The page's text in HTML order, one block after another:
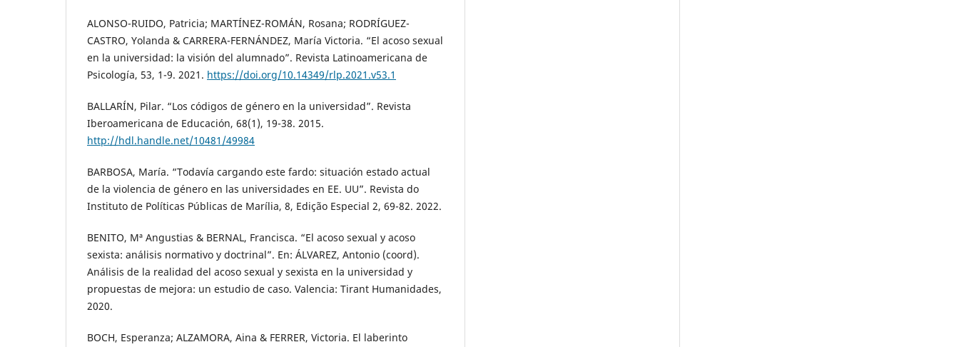
ALONSO-RUIDO, Patricia; MARTÍNEZ-ROMÁN, Rosana; RODRÍGUEZ-
CASTRO, Yolanda & CARRERA-FERNÁNDEZ, María Victoria. “El acoso sexual
en la universidad: la visión del alumnado”. Revista Latinoamericana de
Psicología, 53, 1-9. 2021. https://doi.org/10.14349/rlp.2021.v53.1
BALLARÍN, Pilar. “Los códigos de género en la universidad”. Revista
Iberoamericana de Educación, 68(1), 19-38. 2015.
http://hdl.handle.net/10481/49984
BARBOSA, María. “Todavía cargando este fardo: situación estado actual
de la violencia de género en las universidades en EE. UU”. Revista do
Instituto de Políticas Públicas de Marília, 8, Edição Especial 2, 69-82. 2022.
BENITO, Mª Angustias & BERNAL, Francisca. “El acoso sexual y acoso
sexista: análisis normativo y doctrinal”. En: ÁLVAREZ, Antonio (coord).
Análisis de la realidad del acoso sexual y sexista en la universidad y
propuestas de mejora: un estudio de caso. Valencia: Tirant Humanidades,
2020.
BOCH, Esperanza; ALZAMORA, Aina & FERRER, Victoria. El laberinto